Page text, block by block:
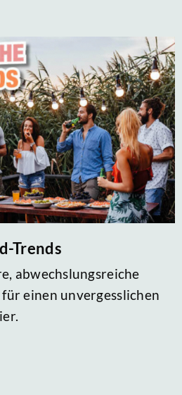
Trends
abwechslungsreiche
einen unvergesslichen